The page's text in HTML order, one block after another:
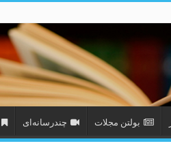
بولتن مجلات چندرسانه‌ای